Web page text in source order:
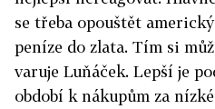
se třeba opouštět
peníze do zlata. Tím si
varuje Luňáček. Lepší je
období k nákupům za